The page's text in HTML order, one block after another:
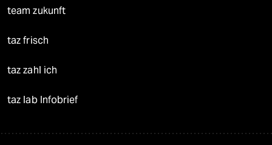
team zukunft
taz frisch
taz zahl ich
taz lab Infobrief